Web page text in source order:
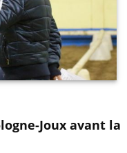
Joux avant la